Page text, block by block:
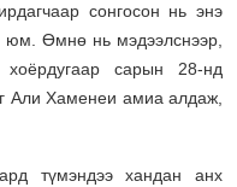
сонгосон нь энэ
юм. Өмнө нь мэдээлснээр,
сарын 28-нд
Али Хаменеи амиа алдаж,
түмэндээ хандан анх